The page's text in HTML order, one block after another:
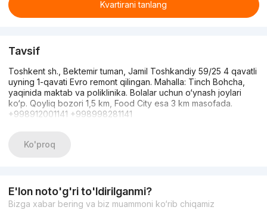
Kvartirani tanlang
Tavsif
Toshkent sh., Bektemir tuman, Jamil Toshkandiy 59/25 4 qavatli
uyning 1-qavati Evro remont qilingan. Mahalla: Tinch Bohcha,
yaqinida maktab va poliklinika. Bolalar uchun o‘ynash joylari
ko‘p. Qoyliq bozori 1,5 km, Food City esa 3 km masofada.
+998912001141 +998998281141
Ko'proq
E'lon noto'g'ri to'ldirilganmi?
Bizga xabar bering va biz muammoni ko‘rib chiqamiz